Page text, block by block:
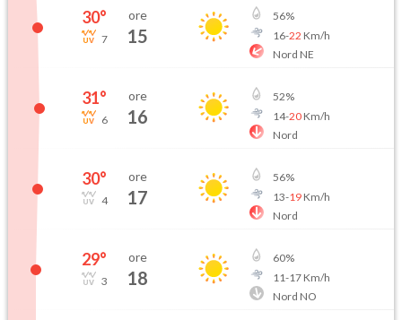
30°
7
ore
15
56%
16-22 Km/h
Nord NE
31°
6
ore
16
52%
14-20Km/h
Nord
30°
4
ore
17
56%
13-19Km/h
Nord
29°
3
ore
18
60%
11-17Km/h
Nord NO